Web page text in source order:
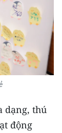
dạng, thú
động